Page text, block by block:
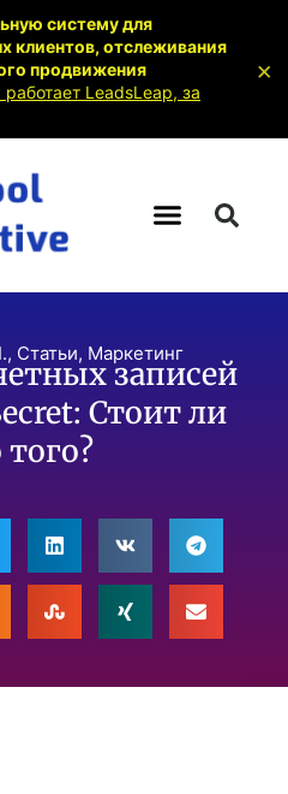
, Статьи, Маркетинг
записей
Стоит ли
систему для
клиентов, отслеживания
продвижения
работает LeadsLeap, за
×